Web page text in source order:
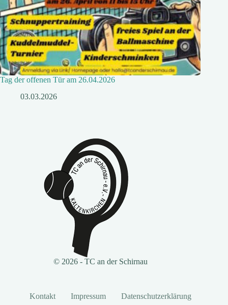
Tag der offenen Tür am 26.04.2026
03.03.2026
© 2026 - TC an der Schirnau
Kontakt Impressum Datenschutzerklärung